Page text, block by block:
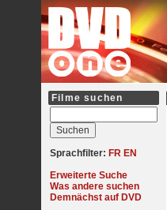
Filme suchen
Sprachfilter: FR EN
Erweiterte Suche
Was andere suchen
Demnächst auf DVD